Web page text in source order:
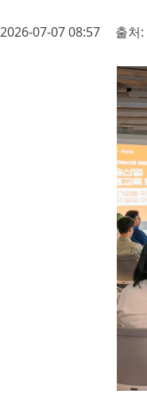
2026-07-07 08:57 출처: